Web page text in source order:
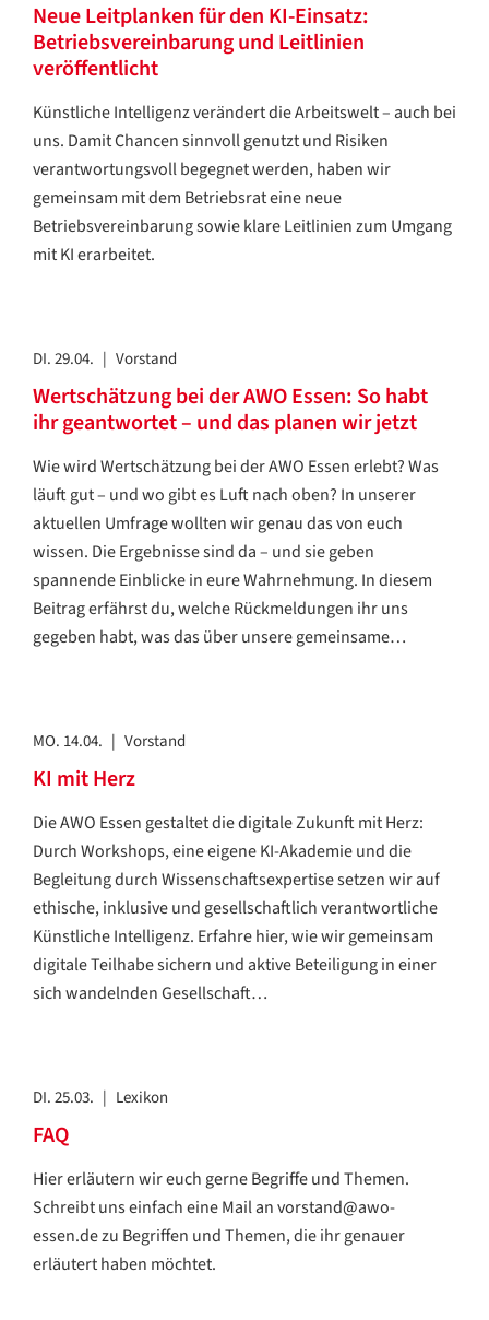
Neue Leitplanken für den KI-Einsatz:
Betriebsvereinbarung und Leitlinien
veröffentlicht
Künstliche Intelligenz verändert die Arbeitswelt – auch bei
uns. Damit Chancen sinnvoll genutzt und Risiken
verantwortungsvoll begegnet werden, haben wir
gemeinsam mit dem Betriebsrat eine neue
Betriebsvereinbarung sowie klare Leitlinien zum Umgang
mit KI erarbeitet.
DI. 29.04. | Vorstand
Wertschätzung bei der AWO Essen: So habt
ihr geantwortet – und das planen wir jetzt
Wie wird Wertschätzung bei der AWO Essen erlebt? Was
läuft gut – und wo gibt es Luft nach oben? In unserer
aktuellen Umfrage wollten wir genau das von euch
wissen. Die Ergebnisse sind da – und sie geben
spannende Einblicke in eure Wahrnehmung. In diesem
Beitrag erfährst du, welche Rückmeldungen ihr uns
gegeben habt, was das über unsere gemeinsame…
MO. 14.04. | Vorstand
KI mit Herz
Die AWO Essen gestaltet die digitale Zukunft mit Herz:
Durch Workshops, eine eigene KI-Akademie und die
Begleitung durch Wissenschaftsexpertise setzen wir auf
ethische, inklusive und gesellschaftlich verantwortliche
Künstliche Intelligenz. Erfahre hier, wie wir gemeinsam
digitale Teilhabe sichern und aktive Beteiligung in einer
sich wandelnden Gesellschaft…
DI. 25.03. | Lexikon
FAQ
Hier erläutern wir euch gerne Begriffe und Themen.
Schreibt uns einfach eine Mail an vorstand@awo-
essen.de zu Begriffen und Themen, die ihr genauer
erläutert haben möchtet.